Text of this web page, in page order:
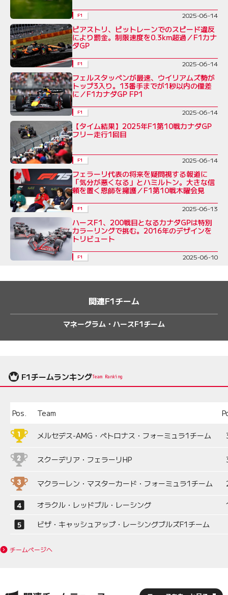
F1 2025-06-14
ピアストリ、ピットレーンでのスピード違反
により罰金。制限速度を0.3km超過／F1カナ
ダGP
F1 2025-06-14
フェルスタッペンが最速、ウイリアムズ勢が
トップ3入り。13番手までが1秒以内の僅差
に／F1カナダGP FP1
F1 2025-06-14
【タイム結果】2025年F1第10戦カナダGP
フリー走行1回目
F1 2025-06-14
フェラーリ代表の将来を疑問視する報道に
「気分が悪くなる」とハミルトン。大きな信
頼を置く恩師を擁護／F1第10戦木曜会見
F1 2025-06-13
ハースF1、200戦目となるカナダGPは特別
カラーリングで挑む。2016年のデザインを
トリビュート
F1 2025-06-10
関連F1チーム
マネーグラム・ハースF1チーム
F1チームランキングTeam Ranking
Pos. Team
メルセデス-AMG・ペトロナス・フォーミュラ1チーム
スクーデリア・フェラーリHP
マクラーレン・マスターカード・フォーミュラ1チーム
オラクル・レッドブル・レーシング
ビザ・キャッシュアップ・レーシングブルズF1チーム
チームページへ